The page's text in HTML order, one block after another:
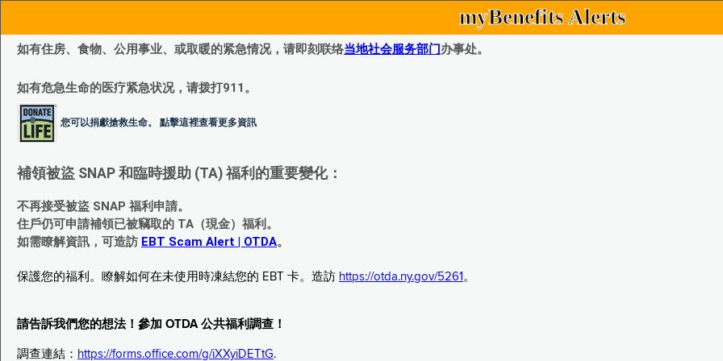
myBenefits Alerts
如有住房、食物、公用事业、或取暖的紧急情况，请即刻联络当地社会服务部门办事处。
如有危急生命的医疗紧急状况，请拨打911。
您可以捐獻搶救生命。 點擊這裡查看更多資訊
補領被盜 SNAP 和臨時援助 (TA) 福利的重要變化：
不再接受被盜 SNAP 福利申請。
住戶仍可申請補領已被竊取的 TA（現金）福利。
如需瞭解資訊，可造訪 EBT Scam Alert | OTDA。
保護您的福利。瞭解如何在未使用時凍結您的 EBT 卡。造訪 https://otda.ny.gov/5261 。
請告訴我們您的想法！參加 OTDA 公共福利調查！
調查連結： https://forms.office.com/g/iXXyiDETtG.